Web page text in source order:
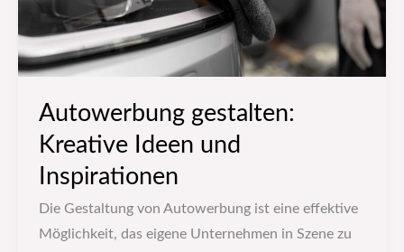
Autowerbung gestalten:
Kreative Ideen und
Inspirationen
Die Gestaltung von Autowerbung ist eine effektive
Möglichkeit, das eigene Unternehmen in Szene zu